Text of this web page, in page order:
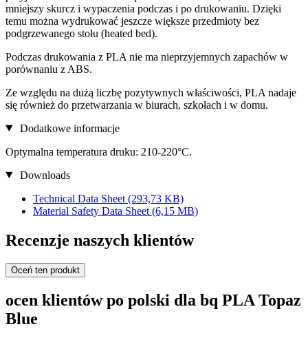
mniejszy skurcz i wypaczenia podczas i po drukowaniu. Dzięki
temu można wydrukować jeszcze większe przedmioty bez
podgrzewanego stołu (heated bed).
Podczas drukowania z PLA nie ma nieprzyjemnych zapachów w
porównaniu z ABS.
Ze względu na dużą liczbę pozytywnych właściwości, PLA nadaje
się również do przetwarzania w biurach, szkołach i w domu.
Dodatkowe informacje
Optymalna temperatura druku: 210-220°C.
Downloads
Technical Data Sheet (293,73 KB)
Material Safety Data Sheet (6,15 MB)
Recenzje naszych klientów
Oceń ten produkt
ocen klientów po polski dla bq PLA Topaz
Blue